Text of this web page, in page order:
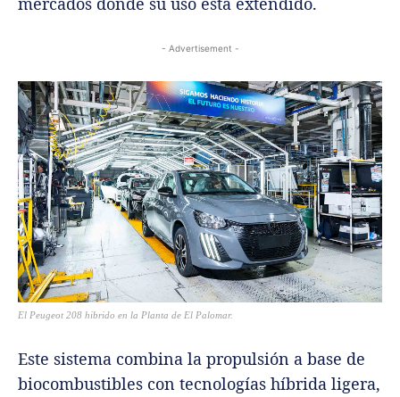
- Advertisement -
El Peugeot 208 hibrido en la Planta de El Palomar.
Este sistema combina la propulsión a base de
biocombustibles con tecnologías híbrida ligera,